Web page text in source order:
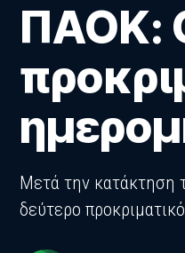
ΠΑΟΚ:
Μετά την κατάκτηση
δεύτερο